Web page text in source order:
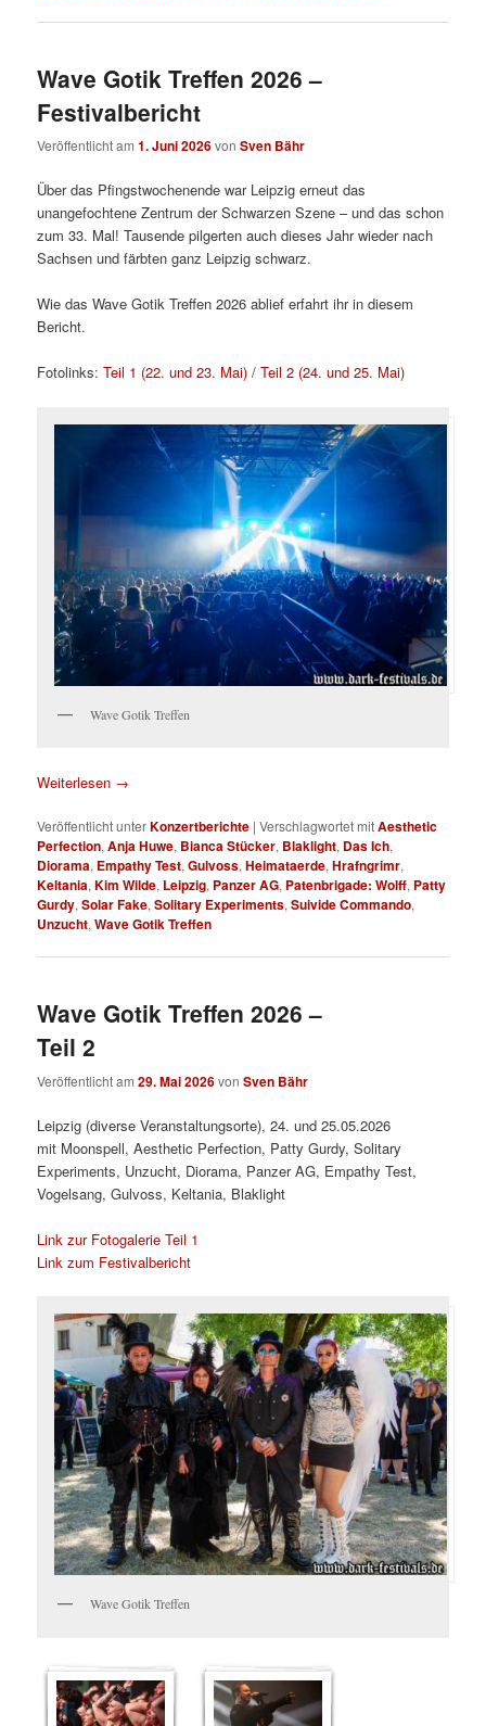
Wave Gotik Treffen 2026 –
Festivalbericht
Veröffentlicht am1. Juni 2026vonSven Bähr
Über das Pfingstwochenende war Leipzig erneut das
unangefochtene Zentrum der Schwarzen Szene – und das schon
zum 33. Mal! Tausende pilgerten auch dieses Jahr wieder nach
Sachsen und färbten ganz Leipzig schwarz.
Wie das Wave Gotik Treffen 2026 ablief erfahrt ihr in diesem
Bericht.
Fotolinks:Teil 1 (22. und 23. Mai) /Teil 2 (24. und 25. Mai)
Wave Gotik Treffen
Weiterlesen →
Veröffentlicht unterKonzertberichte |Verschlagwortet mitAesthetic
Perfection,Anja Huwe, Bianca Stücker, Blaklight, Das Ich,
Diorama, Empathy Test,Gulvoss,Heimataerde,Hrafngrimr,
Keltania,Kim Wilde, Leipzig, Panzer AG, Patenbrigade: Wolff, Patty
Gurdy,Solar Fake,Solitary Experiments,Suivide Commando,
Unzucht,Wave Gotik Treffen
Wave Gotik Treffen 2026 –
Teil 2
Veröffentlicht am29. Mai 2026vonSven Bähr
Leipzig (diverse Veranstaltungsorte), 24. und 25.05.2026
mit Moonspell, Aesthetic Perfection, Patty Gurdy, Solitary
Experiments, Unzucht, Diorama, Panzer AG, Empathy Test,
Vogelsang, Gulvoss, Keltania, Blaklight
Link zur Fotogalerie Teil 1
Link zum Festivalbericht
Wave Gotik Treffen